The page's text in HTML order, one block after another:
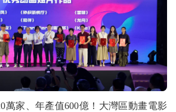
萬家、年產值600億！大灣區動畫電影